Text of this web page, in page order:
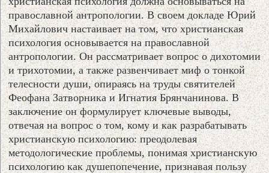
православной антропологии. В своем докладе Юрий
Михайлович настаивает на том, что христианская
психология основывается на православной
антропологии. Он рассматривает вопрос о дихотомии
и трихотомии, а также развенчивает миф о тонкой
телесности души, опираясь на труды святителей
Феофана Затворника и Игнатия Брянчанинова. В
заключение он формулирует ключевые выводы,
отвечая на вопрос о том, кому и как разрабатывать
христианскую психологию: преодолевая
методологические проблемы, понимая христианскую
психологию как душепопечение, признавая пользу